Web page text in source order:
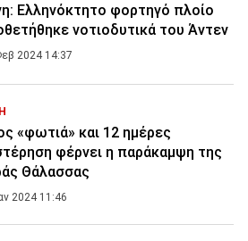
Ελληνόκτητο φορτηγό πλοίο
νοτιοδυτικά του Άντεν
2024 14:37
«φωτιά» και 12 ημέρες
φέρνει η παράκαμψη της
Θάλασσας
2024 11:46